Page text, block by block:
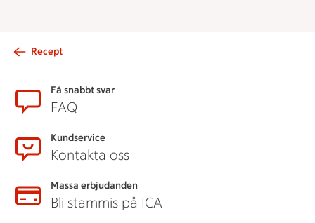
Recept
Få snabbt svar
FAQ
Kundservice
Kontakta oss
Massa erbjudanden
Bli stammis på ICA